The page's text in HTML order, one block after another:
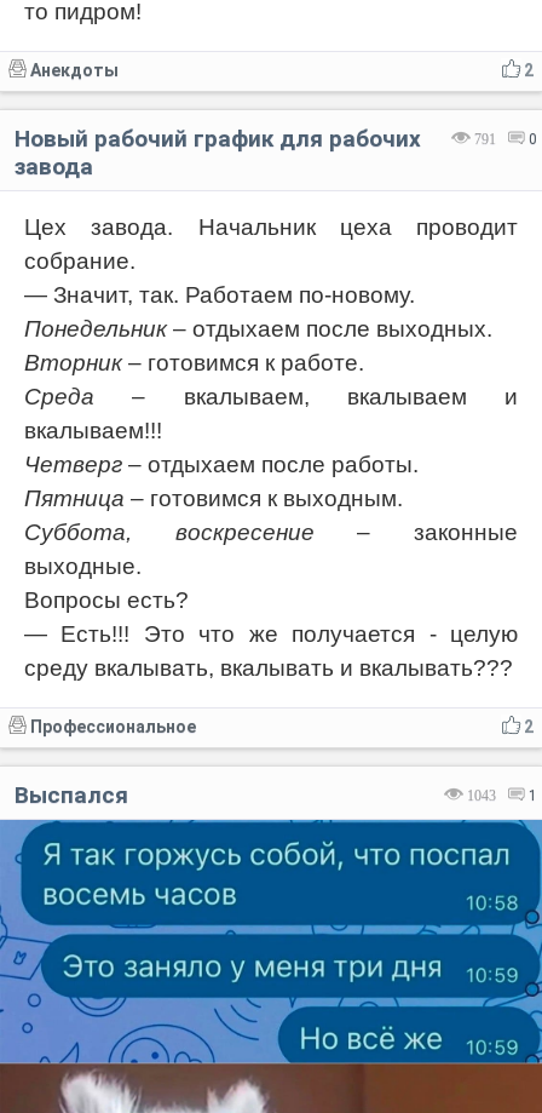
то пидром!
2
Анекдоты
791 0
Новый рабочий график для рабочих
завода
Цех завода. Начальник цеха проводит
собрание.
— Значит, так. Работаем по-новому.
Понедельник– отдыхаем после выходных.
Вторник– готовимся к работе.
Среда – вкалываем, вкалываем и
вкалываем!!!
Четверг – отдыхаем после работы.
Пятница – готовимся к выходным.
Суббота, воскресение – законные
выходные.
Вопросы есть?
— Есть!!! Это что же получается - целую
среду вкалывать, вкалывать и вкалывать???
2
Профессиональное
1043 1
Выспался